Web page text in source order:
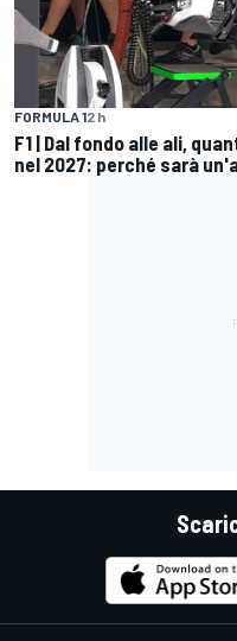
FORMULA 12 h
F1 | Dal fondo alle ali,
nel 2027: perché sarà